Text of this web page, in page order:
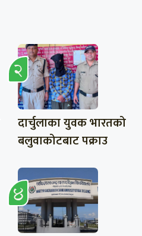
दार्चुलाका युवक भारतको
बलुवाकोटबाट पक्राउ